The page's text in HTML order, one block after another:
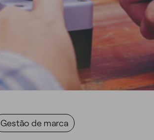
Gestão de marca